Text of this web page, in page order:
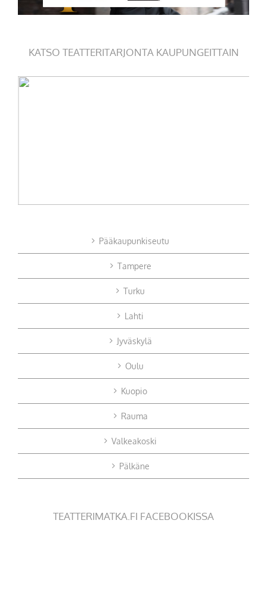
KATSO TEATTERITARJONTA KAUPUNGEITTAIN
Pääkaupunkiseutu
Tampere
Turku
Lahti
Jyväskylä
Oulu
Kuopio
Rauma
Valkeakoski
Pälkäne
TEATTERIMATKA.FI FACEBOOKISSA